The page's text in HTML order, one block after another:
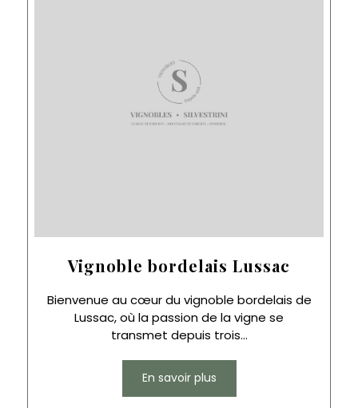
Vignoble bordelais Lussac
Bienvenue au cœur du vignoble bordelais de
Lussac, où la passion de la vigne se
transmet depuis trois...
En savoir plus